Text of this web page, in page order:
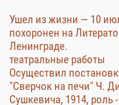
Ушел из жизни — 10
похоронен на
Ленинграде.
театральные работы
Осуществил
"Сверчок на печи" Ч.
Сушкевича, 1914, роль